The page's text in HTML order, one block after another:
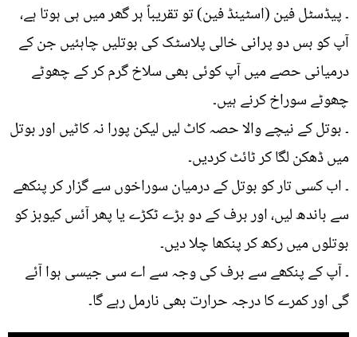
۔ پیڈسٹل فین (اسٹینڈ فین) تو تقریباً ہر گھر میں ہی ہوتا ہے،
آپ کو بس دو پرانی خالی پلاسٹک کی بوتلیں چاہئیں جن کے
درمیانی حصے میں آپ کوئی بھی سلاخ گرم کر کے چھوٹے
چھوٹے سوراخ کرنے ہیں۔
۔ بوتل کے نیچے والا حصہ کاٹ لیں لیکن پورا نہ کاٹیں اور بوتل
میں ڈھکن لگا کر ٹائٹ کردیں۔
۔ اب کسی تار کو بوتل کے درمیان سوراخوں سے گزار کر پنکھے
سے باندھ لیں، اور برف کے دو بڑے ٹکڑے یا پھر آئس کیوبز کو
بوتلوں میں رکھ کر پنکھا چلا دیں۔
۔ آپ کے پنکھے سے برف کی وجہ سے اے سی جیسی ہوا آئے
گی اور کمرے کا درجہ حرارت بھی نارمل رہے گا۔